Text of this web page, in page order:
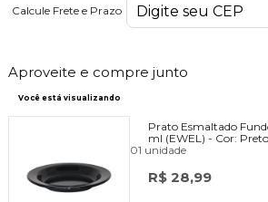
Calcule Frete e Prazo
Aproveite e compre junto
Você está visualizando
Prato Esmaltado
ml (EWEL) - Cor: Preto
01 unidade
R$ 28,99